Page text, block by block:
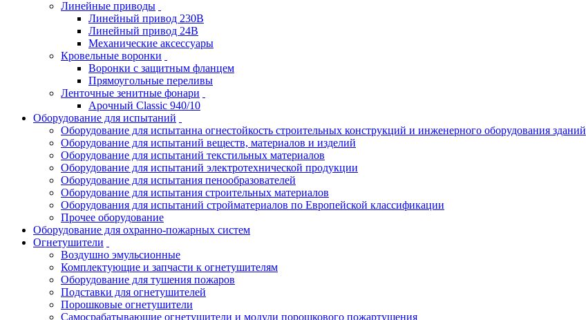
Линейные приводы
Линейный привод 230В
Линейный привод 24В
Механические аксессуары
Кровельные воронки
Воронки с защитным фланцем
Прямоугольные переливы
Ленточные зенитные фонари
Арочный Classic 940/10
Оборудование для испытаний
Оборудование для испытанна огнестойкость строительных конструкций и инженерного оборудования зданий
Оборудование для испытаний веществ, материалов и изделий
Оборудование для испытаний текстильных материалов
Оборудование для испытаний электротехнической продукции
Оборудование для испытания пенообразователей
Оборудование для испытания строительных материалов
Оборудования для испытаний стройматериалов по Европейской классификации
Прочее оборудование
Оборудование для охранно-пожарных систем
Огнетушители
Воздушно эмульсионные
Комплектующие и запчасти к огнетушителям
Оборудование для тушения пожаров
Подставки для огнетушителей
Порошковые огнетушители
Самосрабатывающие огнетушители и модули порошкового пожартушения